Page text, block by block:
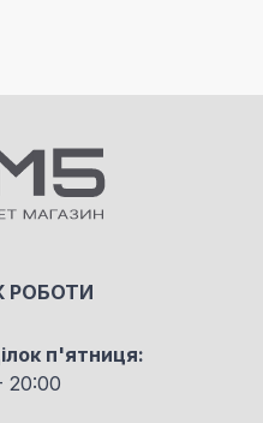
РОБОТИ
п'ятниця:
20:00